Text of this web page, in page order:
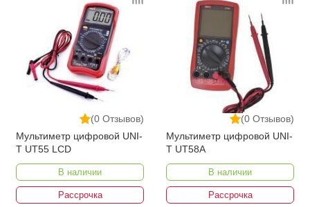
(0 Отзывов)
Мультиметр цифровой UNI-
T UT55 LCD
В наличии
Рассрочка
(0 Отзывов)
Мультиметр цифровой UNI-
T UT58A
В наличии
Рассрочка